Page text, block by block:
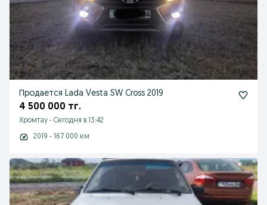
Продается Lada Vesta SW Cross 2019
4 500 000 тг.
Хромтау - Сегодня в 13:42
2019 - 167 000 км